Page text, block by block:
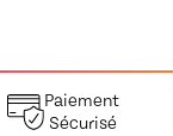
Paiement
Sécurisé